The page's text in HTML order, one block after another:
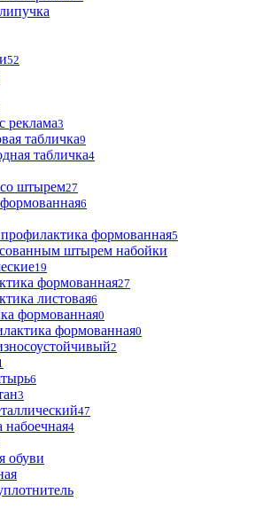
52
реклама3
табличка9
табличка4
штырем27
6
формованная5
штырем набойки
19
формованная27
листовая6
формованная0
формованная0
2
6
3
47
набоечная4
обуви